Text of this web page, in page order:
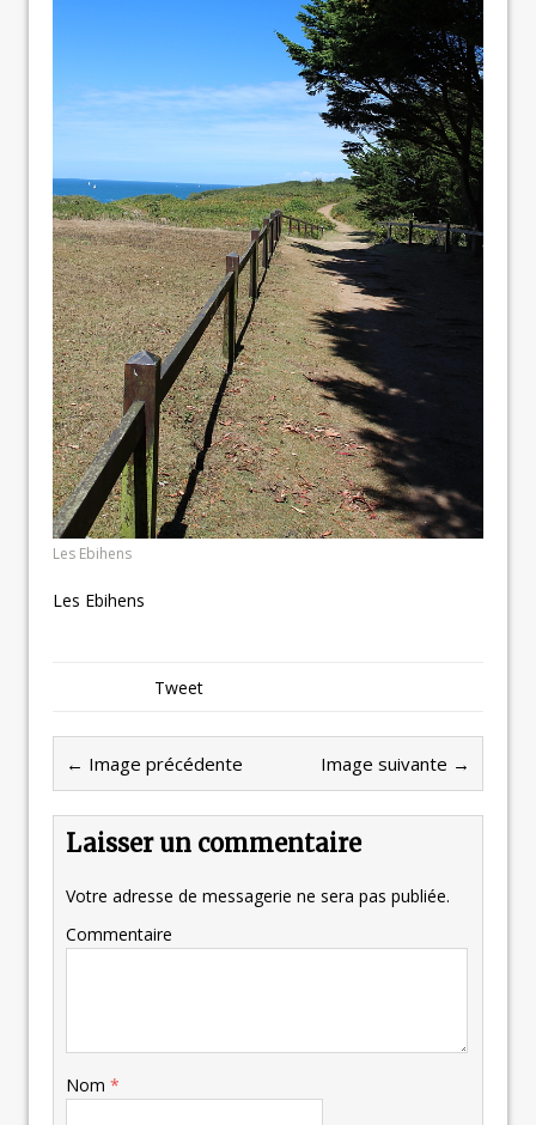
Les Ebihens
Les Ebihens
Tweet
← Image précédente Image suivante →
Laisser un commentaire
Votre adresse de messagerie ne sera pas publiée.
Commentaire
Nom *